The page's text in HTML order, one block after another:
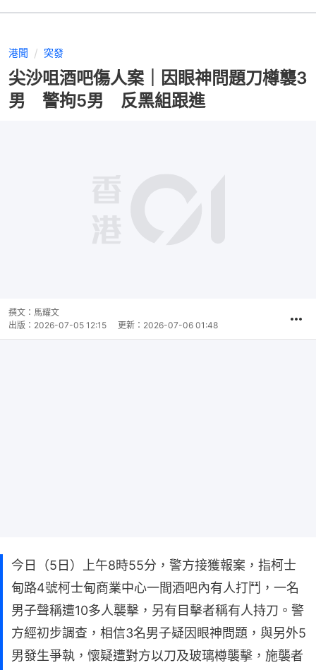
港聞 突發
尖沙咀酒吧傷人案｜因眼神問題刀樽襲3
男 警拘5男 反黑組跟進
撰文： 馬耀文
出版： 2026-07-05 12:15 更新： 2026-07-06 01:48
今日（5日）上午8時55分，警方接獲報案，指柯士
甸路4號柯士甸商業中心一間酒吧內有人打鬥，一名
男子聲稱遭10多人襲擊，另有目擊者稱有人持刀。警
方經初步調查，相信3名男子疑因眼神問題，與另外5
男發生爭執，懷疑遭對方以刀及玻璃樽襲擊，施襲者